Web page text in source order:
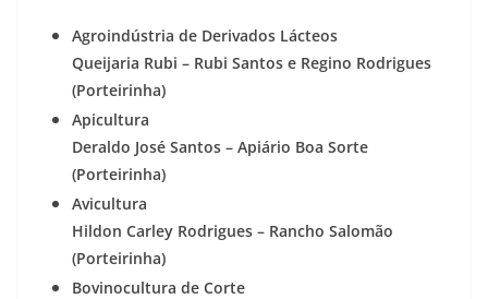
Agroindústria de Derivados Lácteos
Queijaria Rubi – Rubi Santos e Regino Rodrigues
(Porteirinha)
Apicultura
Deraldo José Santos – Apiário Boa Sorte
(Porteirinha)
Avicultura
Hildon Carley Rodrigues – Rancho Salomão
(Porteirinha)
Bovinocultura de Corte